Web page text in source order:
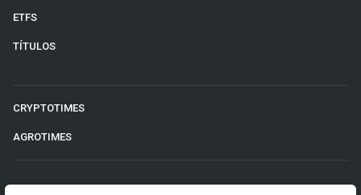
ETFS
TÍTULOS
CRYPTOTIMES
AGROTIMES